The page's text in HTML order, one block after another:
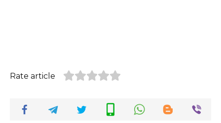
Rate article